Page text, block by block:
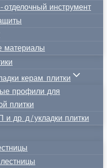
отделочный инструмент
материалы
керам. плитки
профили для
плитки
и др. д/укладки плитки